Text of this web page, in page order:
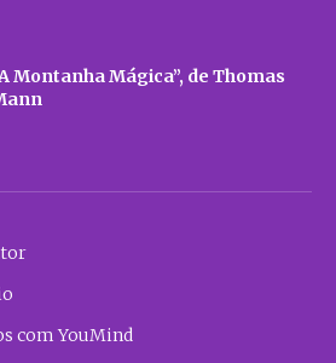
Montanha Mágica”, de Thomas
com YouMind